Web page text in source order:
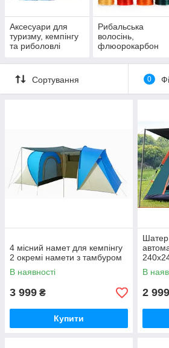
Аксесуари для
туризму, кемпінгу
та риболовлі
Рибальська
волосінь,
флюорокарбон
Сортування 0
4 місний намет для кемпінгу
2 окремі намети з тамбуром
В наявності
3 999 ₴
Купити
Шатер
В
2 999